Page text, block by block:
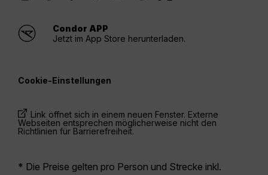
Condor APP
Jetzt im App Store herunterladen.
Cookie-Einstellungen
Link öffnet sich in einem neuen Fenster. Externe
Webseiten entsprechen möglicherweise nicht den
Richtlinien für Barrierefreiheit.
* Die Preise gelten pro Person und Strecke inkl.